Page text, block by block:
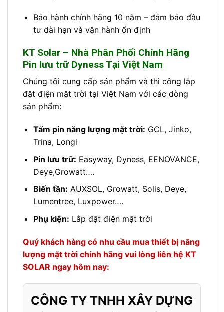
Bảo hành chính hãng 10 năm – đảm bảo đầu
tư dài hạn và vận hành ổn định
KT Solar – Nhà Phân Phối Chính Hãng
Pin lưu trữ Dyness Tại Việt Nam
Chúng tôi cung cấp sản phẩm và thi công lắp
đặt điện mặt trời tại Việt Nam với các dòng
sản phẩm:
Tấm pin năng lượng mặt trời: GCL, Jinko,
Trina, Longi
Pin lưu trữ: Easyway, Dyness, EENOVANCE,
Deye,Growatt….
Biến tần: AUXSOL, Growatt, Solis, Deye,
Lumentree, Luxpower….
Phụ kiện: Lắp đặt điện mặt trời
Quý khách hàng có nhu cầu mua thiết bị năng
lượng mặt trời chính hãng vui lòng liên hệ KT
SOLAR ngay hôm nay:
CÔNG TY TNHH XÂY DỰNG